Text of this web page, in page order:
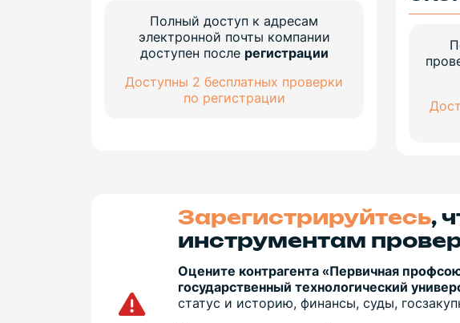
Полный доступ к адресам
электронной почты компании
доступен после регистрации
Доступны 2 бесплатных проверки
по регистрации
Зарегистрируйтесь,
инструментам
Оцените контрагента «Первичная
государственный технологический
статус и историю, финансы, суды,